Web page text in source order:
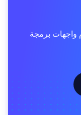
واجهات برمجة